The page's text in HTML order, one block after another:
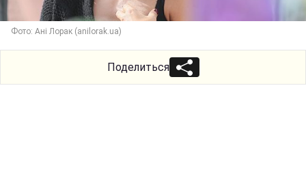
Фото: Ані Лорак (anilorak.ua)
Поделиться